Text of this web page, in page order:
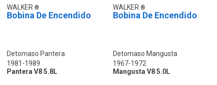
WALKER
Bobina De Encendido
Detomaso Pantera
1981-1989
Pantera V8 5.8L
WALKER
Bobina De Encendido
Detomaso Mangusta
1967-1972
Mangusta V8 5.0L